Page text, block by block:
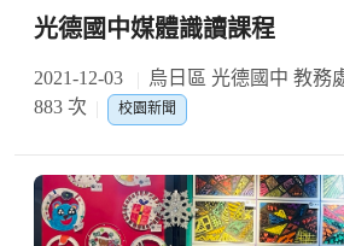
光德國中媒體識讀課程
2021-12-03 烏日區 光德國中 教務
883 次
校園新聞